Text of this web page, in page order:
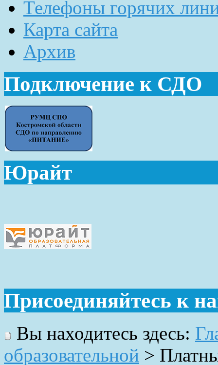
Телефоны горячих
Карта сайта
Архив
Подключение к СДО
Юрайт
Присоединяйтесь к
Вы находитесь здесь:
образовательной >